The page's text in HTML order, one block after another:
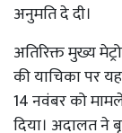
अनुमति दे दी।
अतिरिक्त मुख्य
की याचिका पर
14 नवंबर को
दिया। अदालत ने